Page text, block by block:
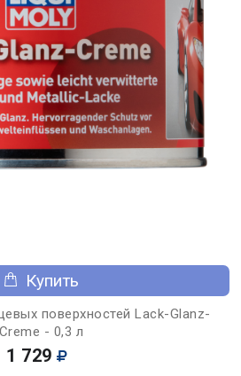
Купить
поверхностей Lack-Glanz-
Creme - 0,3 л
1 729